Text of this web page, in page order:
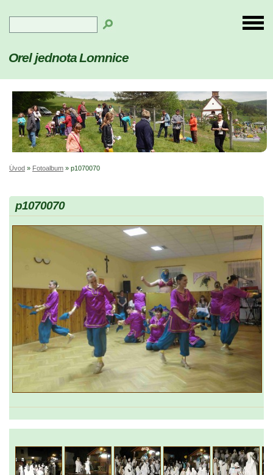
Orel jednota Lomnice
Úvod » Fotoalbum » p1070070
p1070070